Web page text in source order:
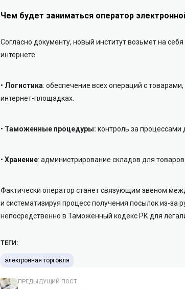
Чем будет заниматься оператор
Согласно документу, новый институт возьмет на
интернете:
• Логистика: обеспечение всех операций с
интернет-площадках.
• Таможенные процедуры: контроль за процессами
• Хранение: администрирование складов для товаров
Фактически оператор станет связующим звеном
и систематизируя процесс получения посылок из-за
непосредственно в Таможенный кодекс РК для
ТЕГИ:
электронная торговля
ПРЕДЫДУЩИЙ ПОСТ